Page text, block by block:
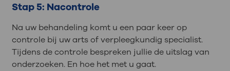
Stap 5: Nacontrole
Na uw behandeling komt u een paar keer op
controle bij uw arts of verpleegkundig specialist.
Tijdens de controle bespreken jullie de uitslag van
onderzoeken. En hoe het met u gaat.